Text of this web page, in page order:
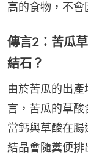
高的食物，不會
傳言2：苦瓜
結石？
由於苦瓜的出
言，苦瓜的草酸
當鈣與草酸在腸
結晶會隨糞便排